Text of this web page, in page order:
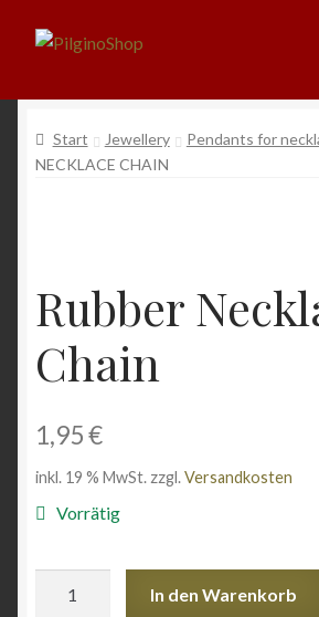
Zur
springen
Zum
springen
Ausrüstung
Bücher
Schmuck
Angebote
Start Jewellery Pendants for
NECKLACE CHAIN
Rubber
Chain
1,95€
inkl. 19 % MwSt. zzgl.Versandkosten
Vorrätig
In den Warenkorb